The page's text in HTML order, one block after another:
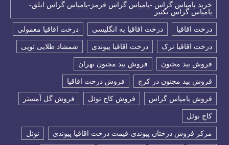
خرید پامپاس گراس -پامپاس گراس قرمز-پامپاس گراس ابلق-
پامپاس گراس تکثیر
درخت اقاقیا درخت اقاقیا به انگلیسی درخت اقاقیا معمولی
درخت اقاقیا نرک درخت اقاقیا پیوندی شمشاد طلایی توپی
فروش بید مجنون فروش بید مجنون تهران
فروش بید مجنون در کرج فروش درخت اقاقیا
فروش پامپاس گراس فروش کاج نوئل فروش گل آمستر
كاج نوئل
مرکز فروش درختان پیوندی-قیمت درخت اقاقیا پیوندی نوئل